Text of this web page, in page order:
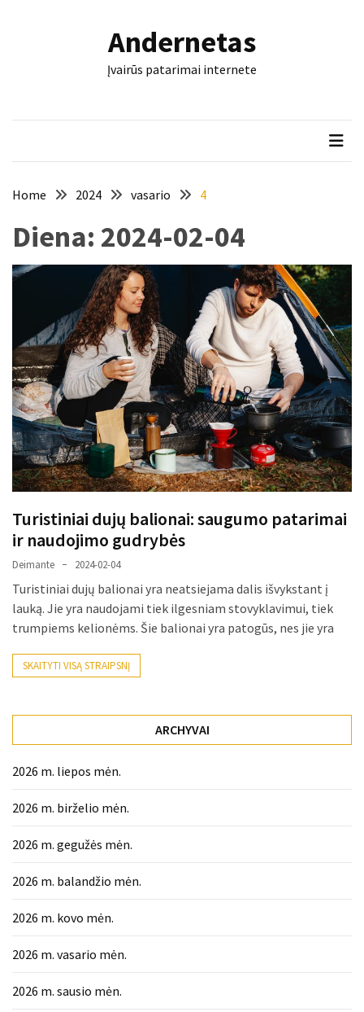
tarnaus
dešimtmečius
dokumentai:
keli
paplitę
mitai
Reduktorius
dujų
balionui:
detalė,
kurios
svarbos
nuvertinti
Trys
pakeistos
detalės,
bildesys
kaip
atpažinti,
gedimo
neieškojo
Krovinių
kiek
Andernetas
Įvairūs patarimai internete
Home 2024 vasario 4
Diena: 2024-02-04
Turistiniai dujų balionai: saugumo patarimai
ir naudojimo gudrybės
Deimante 2024-02-04
Turistiniai dujų balionai yra neatsiejama dalis išvykstant į
lauką. Jie yra naudojami tiek ilgesniam stovyklavimui, tiek
trumpiems kelionėms. Šie balionai yra patogūs, nes jie yra
SKAITYTI VISĄ STRAIPSNĮ
ARCHYVAI
2026 m. liepos mėn.
2026 m. birželio mėn.
2026 m. gegužės mėn.
2026 m. balandžio mėn.
2026 m. kovo mėn.
2026 m. vasario mėn.
2026 m. sausio mėn.